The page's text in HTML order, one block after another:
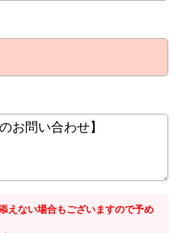
えない場合もございますので予め